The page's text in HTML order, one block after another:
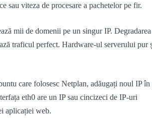
sau viteza de procesare a pachetelor pe fir.
mii de domenii pe un singur IP. Degradarea
traficul perfect. Hardware-ul serverului pur
care folosesc Netplan, adăugați noul IP în
eth0 are un IP sau cincizeci de IP-uri
aplicației web.